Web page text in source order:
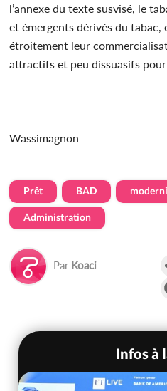
l’annexe du texte susvisé, le
et émergents dérivés du tabac,
étroitement leur
attractifs et peu dissuasifs
Wassimagnon
Prêt BAD
Administration
Par Koaci
Infos à